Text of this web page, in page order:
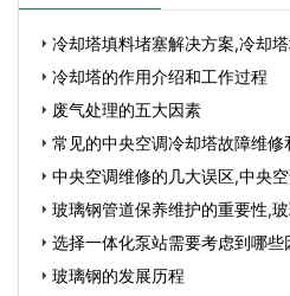
冷却塔填料堵塞解决方案,冷却
冷却塔的作用介绍和工作过程
废气处理的五大因素
常见的中央空调冷却塔故障维
中央空调维修的几大误区,中央
玻璃钢管道保养维护的重要性,
选择一体化泵站需要考虑到哪
站…玻璃钢的发展历程